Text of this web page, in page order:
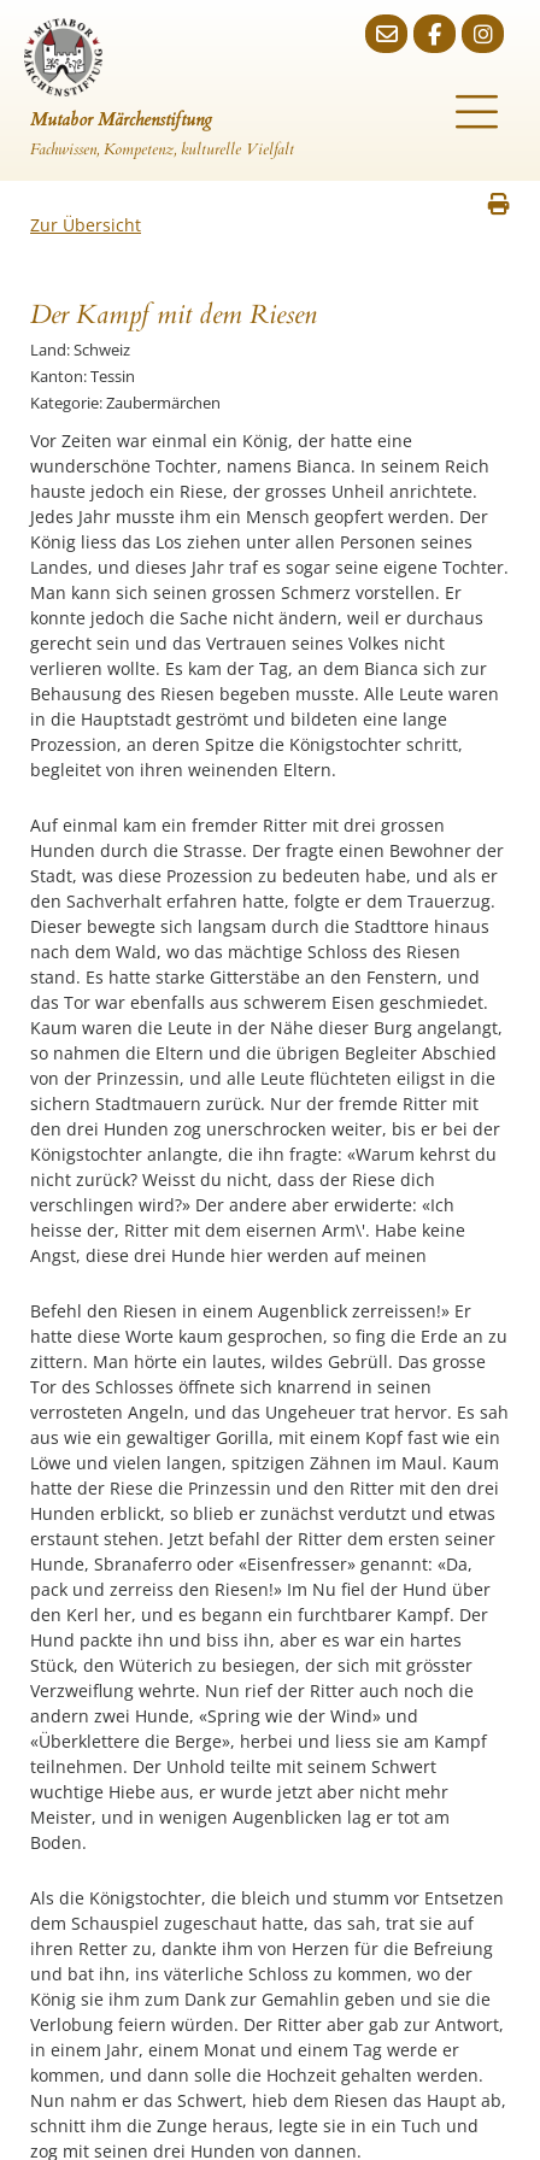
Mutabor Märchenstiftung
Fachwissen, Kompetenz, kulturelle Vielfalt
Zur Übersicht
Der Kampf mit dem Riesen
Land: Schweiz
Kanton: Tessin
Kategorie: Zaubermärchen
Vor Zeiten war einmal ein König, der hatte eine
wunderschöne Tochter, namens Bianca. In seinem Reich
hauste jedoch ein Riese, der grosses Unheil anrichtete.
Jedes Jahr musste ihm ein Mensch geopfert werden. Der
König liess das Los ziehen unter allen Personen seines
Landes, und dieses Jahr traf es sogar seine eigene Tochter.
Man kann sich seinen grossen Schmerz vorstellen. Er
konnte jedoch die Sache nicht ändern, weil er durchaus
gerecht sein und das Vertrauen seines Volkes nicht
verlieren wollte. Es kam der Tag, an dem Bianca sich zur
Behausung des Riesen begeben musste. Alle Leute waren
in die Hauptstadt geströmt und bildeten eine lange
Prozession, an deren Spitze die Königstochter schritt,
begleitet von ihren weinenden Eltern.
Auf einmal kam ein fremder Ritter mit drei grossen
Hunden durch die Strasse. Der fragte einen Bewohner der
Stadt, was diese Prozession zu bedeuten habe, und als er
den Sachverhalt erfahren hatte, folgte er dem Trauerzug.
Dieser bewegte sich langsam durch die Stadttore hinaus
nach dem Wald, wo das mächtige Schloss des Riesen
stand. Es hatte starke Gitterstäbe an den Fenstern, und
das Tor war ebenfalls aus schwerem Eisen geschmiedet.
Kaum waren die Leute in der Nähe dieser Burg angelangt,
so nahmen die Eltern und die übrigen Begleiter Abschied
von der Prinzessin, und alle Leute flüchteten eiligst in die
sichern Stadtmauern zurück. Nur der fremde Ritter mit
den drei Hunden zog unerschrocken weiter, bis er bei der
Königstochter anlangte, die ihn fragte: «Warum kehrst du
nicht zurück? Weisst du nicht, dass der Riese dich
verschlingen wird?» Der andere aber erwiderte: «Ich
heisse der, Ritter mit dem eisernen Arm\'. Habe keine
Angst, diese drei Hunde hier werden auf meinen
Befehl den Riesen in einem Augenblick zerreissen!» Er
hatte diese Worte kaum gesprochen, so fing die Erde an zu
zittern. Man hörte ein lautes, wildes Gebrüll. Das grosse
Tor des Schlosses öffnete sich knarrend in seinen
verrosteten Angeln, und das Ungeheuer trat hervor. Es sah
aus wie ein gewaltiger Gorilla, mit einem Kopf fast wie ein
Löwe und vielen langen, spitzigen Zähnen im Maul. Kaum
hatte der Riese die Prinzessin und den Ritter mit den drei
Hunden erblickt, so blieb er zunächst verdutzt und etwas
erstaunt stehen. Jetzt befahl der Ritter dem ersten seiner
Hunde, Sbranaferro oder «Eisenfresser» genannt: «Da,
pack und zerreiss den Riesen!» Im Nu fiel der Hund über
den Kerl her, und es begann ein furchtbarer Kampf. Der
Hund packte ihn und biss ihn, aber es war ein hartes
Stück, den Wüterich zu besiegen, der sich mit grösster
Verzweiflung wehrte. Nun rief der Ritter auch noch die
andern zwei Hunde, «Spring wie der Wind» und
«Überklettere die Berge», herbei und liess sie am Kampf
teilnehmen. Der Unhold teilte mit seinem Schwert
wuchtige Hiebe aus, er wurde jetzt aber nicht mehr
Meister, und in wenigen Augenblicken lag er tot am
Boden.
Als die Königstochter, die bleich und stumm vor Entsetzen
dem Schauspiel zugeschaut hatte, das sah, trat sie auf
ihren Retter zu, dankte ihm von Herzen für die Befreiung
und bat ihn, ins väterliche Schloss zu kommen, wo der
König sie ihm zum Dank zur Gemahlin geben und sie die
Verlobung feiern würden. Der Ritter aber gab zur Antwort,
in einem Jahr, einem Monat und einem Tag werde er
kommen, und dann solle die Hochzeit gehalten werden.
Nun nahm er das Schwert, hieb dem Riesen das Haupt ab,
schnitt ihm die Zunge heraus, legte sie in ein Tuch und
zog mit seinen drei Hunden von dannen.